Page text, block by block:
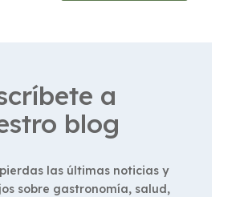
a
blog
las últimas noticias y
sobre gastronomía, salud,